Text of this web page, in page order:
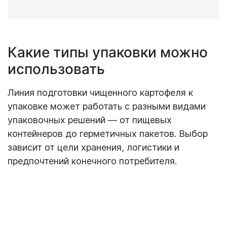
Какие типы упаковки можно
использовать
Линия подготовки чищенного картофеля к
упаковке может работать с разными видами
упаковочных решений — от пищевых
контейнеров до герметичных пакетов. Выбор
зависит от цели хранения, логистики и
предпочтений конечного потребителя.